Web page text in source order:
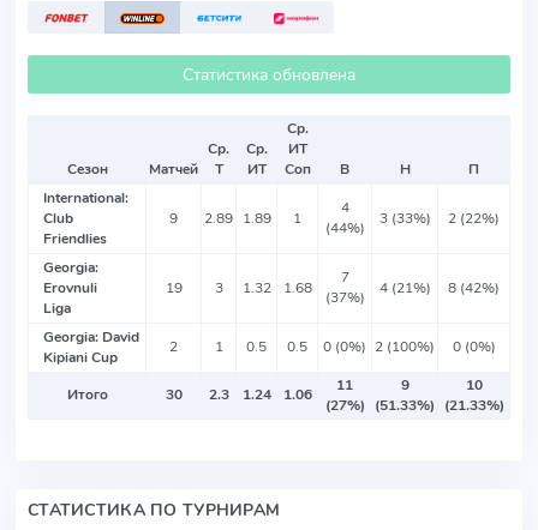
Статистика обновлена
Сезон Матчей
Ср.
Т
Ср.
ИТ
Ср.
ИТ
Соп
В Н
П
International:
Club
Friendlies
9 2.89 1.89 1
4
(44%)
3 (33%) 2 (22%)
Georgia:
Erovnuli
Liga
19 3 1.32 1.68
7
(37%)
4 (21%) 8 (42%)
Georgia: David
Kipiani Cup
2 1 0.5 0.5 0 (0%) 2 (100%) 0 (0%)
Итого 30 2.3 1.24 1.06
11
(27%)
9
(51.33%)
10
(21.33%)
СТАТИСТИКА ПО ТУРНИРАМ